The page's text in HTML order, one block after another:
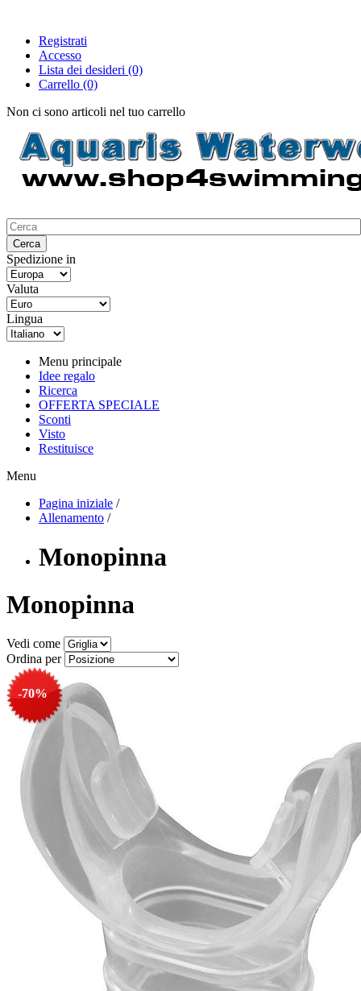
Registrati
Accesso
Lista dei desideri (0)
Carrello (0)
Non ci sono articoli nel tuo carrello
Spedizione in
Valuta
Lingua
Menu principale
Idee regalo
Ricerca
OFFERTA SPECIALE
Sconti
Visto
Restituisce
Menu
Pagina iniziale /
Allenamento /
Monopinna
Monopinna
Vedi come
Ordina per
-70%